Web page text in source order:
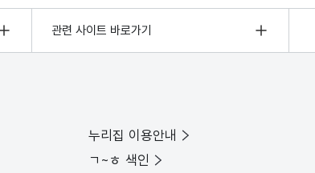
관련 사이트 바로가기
누리집 이용안내
ㄱ~ㅎ 색인